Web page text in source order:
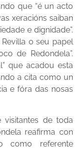
que “é un acto
xeracións saiban
e dignidade”.
o seu papel
de Redondela”.
que acadou esta
a cita como un
e fóra das nosas
de toda
reafirma con
como referente